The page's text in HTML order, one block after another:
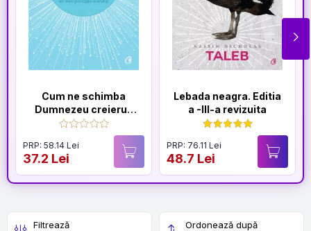
Cum ne schimba
Dumnezeu creierul.
Editia a II-a
PRP: 58.14 Lei
37.2 Lei
Lebada neagra. Editia
a -III-a revizuita
PRP: 76.11 Lei
48.7 Lei
Filtrează Ordonează după